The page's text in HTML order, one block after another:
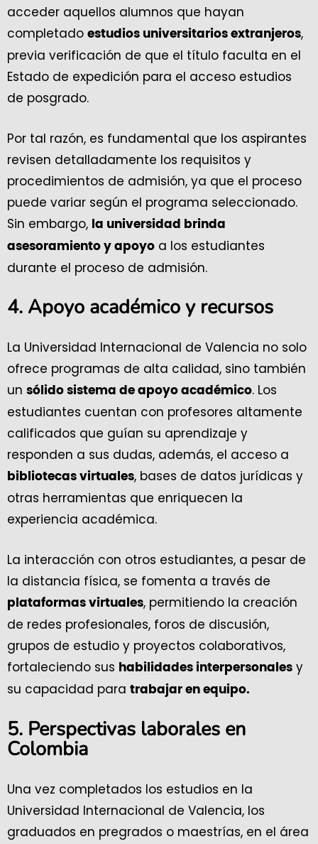
acceder aquellos alumnos que hayan
completado estudios universitarios extranjeros,
previa verificación de que el título faculta en el
Estado de expedición para el acceso estudios
de posgrado.
Por tal razón, es fundamental que los aspirantes
revisen detalladamente los requisitos y
procedimientos de admisión, ya que el proceso
puede variar según el programa seleccionado.
Sin embargo, la universidad brinda
asesoramiento y apoyo a los estudiantes
durante el proceso de admisión.
4. Apoyo académico y recursos
La Universidad Internacional de Valencia no solo
ofrece programas de alta calidad, sino también
un sólido sistema de apoyo académico. Los
estudiantes cuentan con profesores altamente
calificados que guían su aprendizaje y
responden a sus dudas, además, el acceso a
bibliotecas virtuales, bases de datos jurídicas y
otras herramientas que enriquecen la
experiencia académica.
La interacción con otros estudiantes, a pesar de
la distancia física, se fomenta a través de
plataformas virtuales, permitiendo la creación
de redes profesionales, foros de discusión,
grupos de estudio y proyectos colaborativos,
fortaleciendo sus habilidades interpersonales y
su capacidad para trabajar en equipo.
5. Perspectivas laborales en
Colombia
Una vez completados los estudios en la
Universidad Internacional de Valencia, los
graduados en pregrados o maestrías, en el área